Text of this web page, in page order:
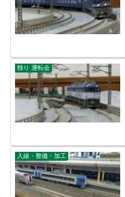
独り 運転会
入線・整備・加工